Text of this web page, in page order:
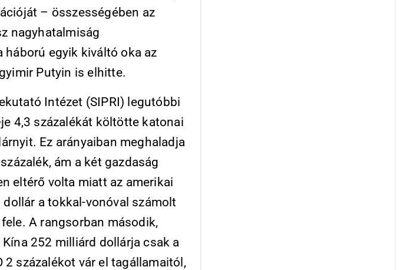
– összességében az
nagyhatalmiság
háború egyik kiváltó oka az
Putyin is elhitte.
Intézet (SIPRI) legutóbbi
4,3 százalékát költötte katonai
Ez arányaiban meghaladja
ám a két gazdaság
eltérő volta miatt az amerikai
a tokkal-vonóval számolt
A rangsorban második,
252 milliárd dollárja csak a
2 százalékot vár el tagállamaitól,